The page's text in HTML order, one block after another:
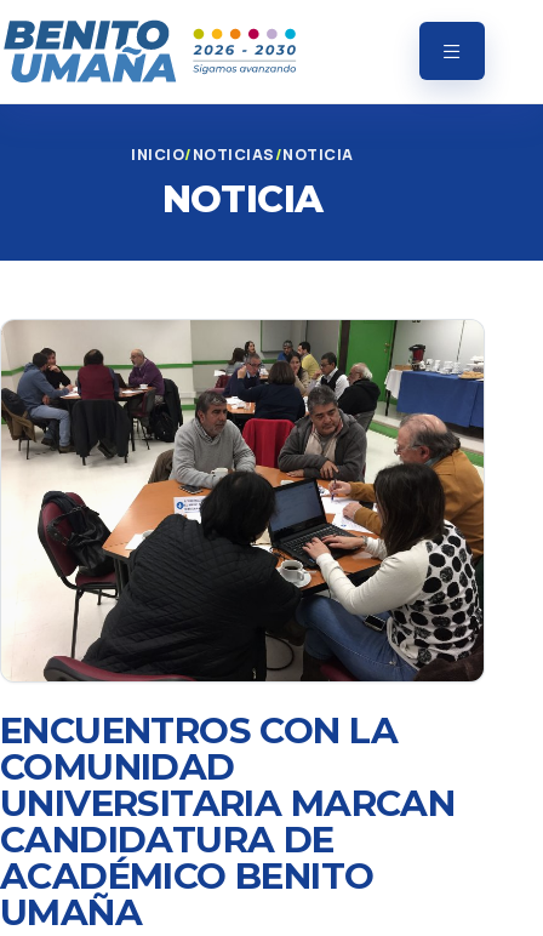
INICIO NOTICIAS NOTICIA
NOTICIA
ENCUENTROS CON LA
COMUNIDAD
UNIVERSITARIA MARCAN
CANDIDATURA DE
ACADÉMICO BENITO
UMAÑA